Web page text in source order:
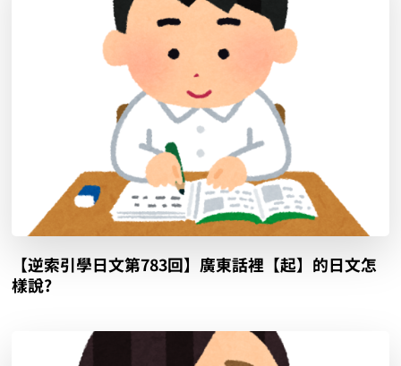
【逆索引學日文第783回】廣東話裡【起】的日文怎
樣說?